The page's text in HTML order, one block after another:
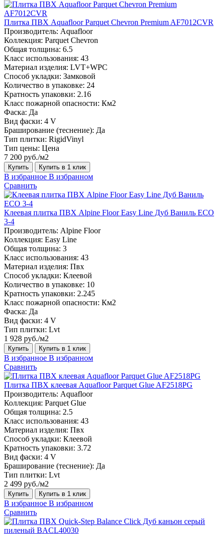
Плитка ПВХ Aquafloor Parquet Chevron Premium AF7012CVR
Производитель: Aquafloor
Коллекция: Parquet Chevron
Общая толщина: 6.5
Класс использования: 43
Материал изделия: LVT+WPC
Способ укладки: Замковой
Количество в упаковке: 24
Кратность упаковки: 2.16
Класс пожарной опасности: Км2
Фаска: Да
Вид фаски: 4 V
Браширование (теснение): Да
Тип плитки: RigidVinyl
Тип цены: Цена
7 200 руб./м2
Купить Купить в 1 клик
В избранное В избранном
Сравнить
Клеевая плитка ПВХ Alpine Floor Easy Line Дуб Ваниль ЕСО
3-4
Производитель: Alpine Floor
Коллекция: Easy Line
Общая толщина: 3
Класс использования: 43
Материал изделия: Пвх
Способ укладки: Клеевой
Количество в упаковке: 10
Кратность упаковки: 2.245
Класс пожарной опасности: Км2
Фаска: Да
Вид фаски: 4 V
Тип плитки: Lvt
1 928 руб./м2
Купить Купить в 1 клик
В избранное В избранном
Сравнить
Плитка ПВХ клеевая Aquafloor Parquet Glue AF2518PG
Производитель: Aquafloor
Коллекция: Parquet Glue
Общая толщина: 2.5
Класс использования: 43
Материал изделия: Пвх
Способ укладки: Клеевой
Кратность упаковки: 3.72
Вид фаски: 4 V
Браширование (теснение): Да
Тип плитки: Lvt
2 499 руб./м2
Купить Купить в 1 клик
В избранное В избранном
Сравнить